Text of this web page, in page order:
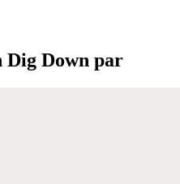
Dig Down par